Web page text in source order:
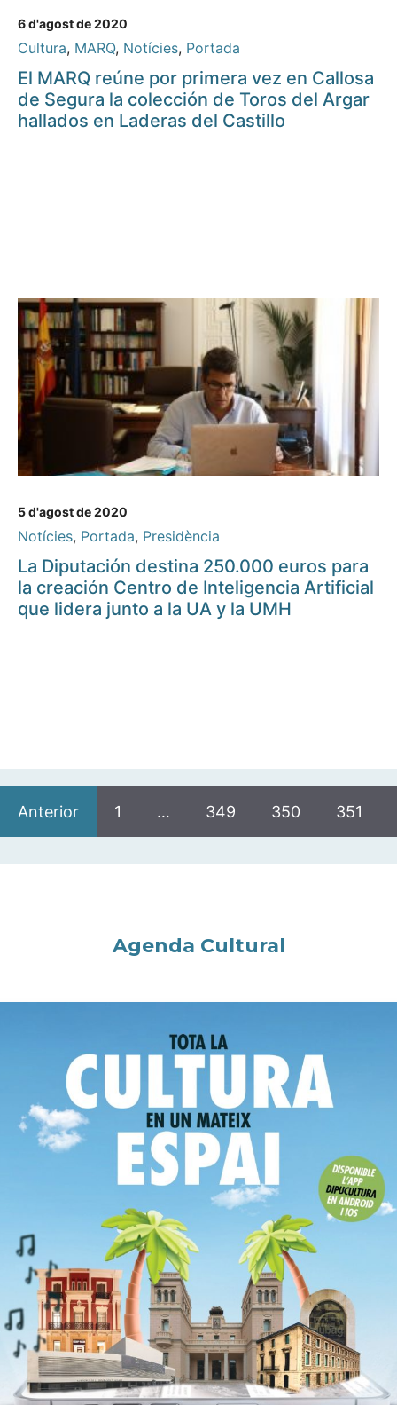
6 d'agost de 2020
Cultura, MARQ, Notícies, Portada
El MARQ reúne por primera vez en Callosa
de Segura la colección de Toros del Argar
hallados en Laderas del Castillo
5 d'agost de 2020
Notícies, Portada, Presidència
La Diputación destina 250.000 euros para
la creación Centro de Inteligencia Artificial
que lidera junto a la UA y la UMH
Anterior 1 … 349 350 351
Agenda Cultural